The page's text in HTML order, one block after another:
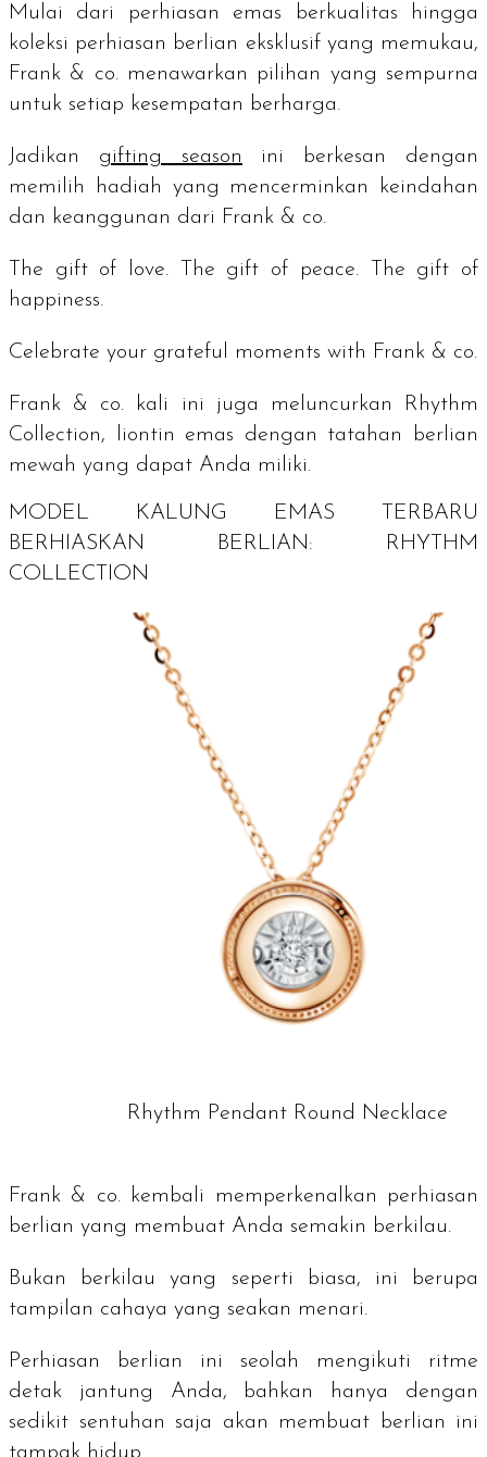
Mulai dari perhiasan emas berkualitas hingga
koleksi perhiasan berlian eksklusif yang memukau,
Frank & co. menawarkan pilihan yang sempurna
untuk setiap kesempatan berharga.
Jadikan gifting season ini berkesan dengan
memilih hadiah yang mencerminkan keindahan
dan keanggunan dari Frank & co.
The gift of love. The gift of peace. The gift of
happiness.
Celebrate your grateful moments with Frank & co.
Frank & co. kali ini juga meluncurkan Rhythm
Collection, liontin emas dengan tatahan berlian
mewah yang dapat Anda miliki.
MODEL KALUNG EMAS TERBARU
BERHIASKAN BERLIAN: RHYTHM
COLLECTION
Rhythm Pendant Round Necklace
Frank & co. kembali memperkenalkan perhiasan
berlian yang membuat Anda semakin berkilau.
Bukan berkilau yang seperti biasa, ini berupa
tampilan cahaya yang seakan menari.
Perhiasan berlian ini seolah mengikuti ritme
detak jantung Anda, bahkan hanya dengan
sedikit sentuhan saja akan membuat berlian ini
tampak hidup.